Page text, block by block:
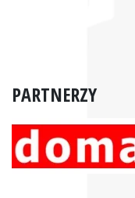
PARTNERZY